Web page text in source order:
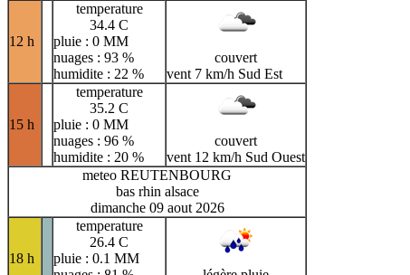
12 h
temperature
34.4 C
pluie : 0 MM
nuages : 93 %
humidite : 22 %
couvert
vent 7 km/h Sud Est
15 h
temperature
35.2 C
pluie : 0 MM
nuages : 96 %
humidite : 20 %
couvert
vent 12 km/h Sud Ouest
meteo REUTENBOURG
bas rhin alsace
dimanche 09 aout 2026
18 h
temperature
26.4 C
pluie : 0.1 MM